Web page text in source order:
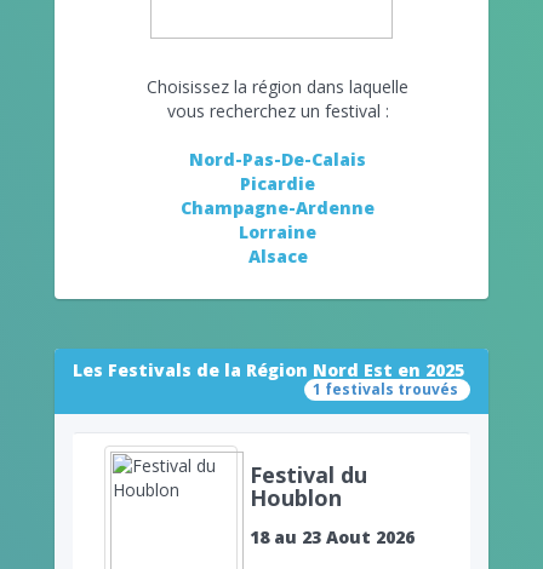
Choisissez la région dans laquelle
vous recherchez un festival :
Nord-Pas-De-Calais
Picardie
Champagne-Ardenne
Lorraine
Alsace
Les Festivals de la Région Nord Est en 2025
1 festivals trouvés
Festival du
Houblon
18 au 23 Aout 2026